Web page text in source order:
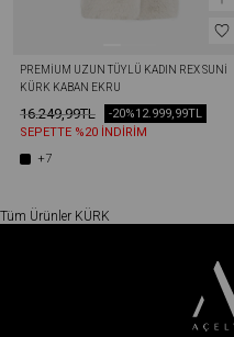
PREMIUM UZUN TÜYLÜ KADIN REX SUNI
KÜRK KABAN EKRU
16.249,99TL 12.999,99TL
-20%
SEPETTE %20 İNDİRİM
+7
Tüm Ürünler KÜRK